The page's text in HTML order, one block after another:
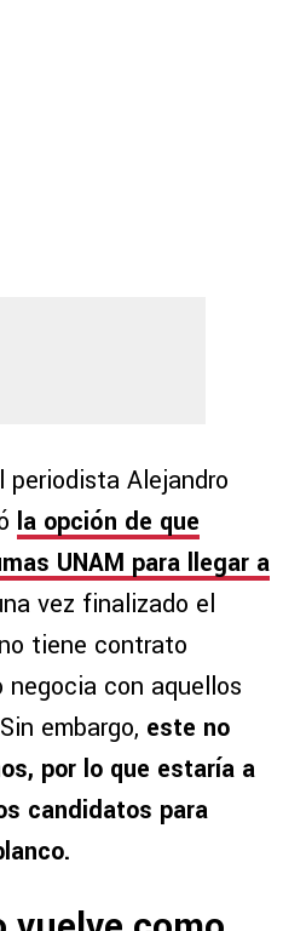
periodista Alejandro
la opción de que
UNAM para llegar a
vez finalizado el
tiene contrato
con aquellos
embargo, este no
por lo que estaría a
candidatos para